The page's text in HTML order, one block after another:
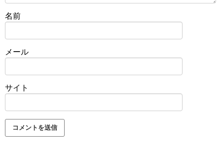
名前
メール
サイト